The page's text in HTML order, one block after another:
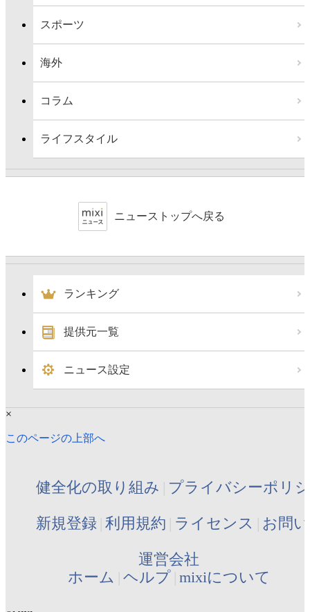
スポーツ
海外
コラム
ライフスタイル
ニューストップへ戻る
ランキング
提供元一覧
ニュース設定
×
このページの上部へ
健全化の取り組み プライバシーポリ
新規登録 利用規約 ライセンス お問
運営会社
ホーム ヘルプ mixiについて